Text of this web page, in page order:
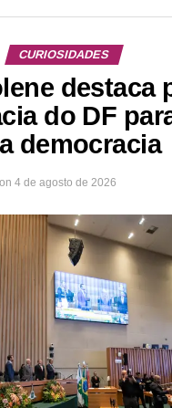
CURIOSIDADES
destaca
do DF
democracia
on 4 de agosto de 2026